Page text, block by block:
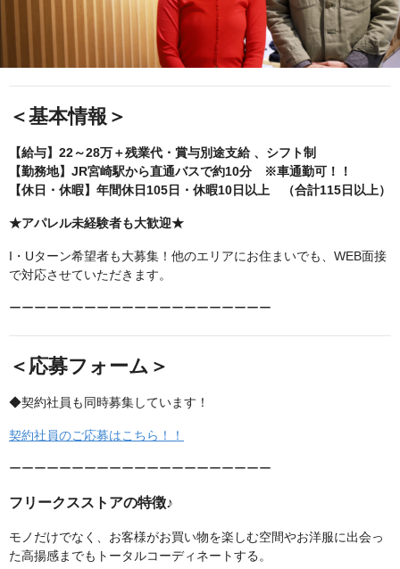
＜基本情報＞
【給与】22～28万＋残業代・賞与別途支給 、シフト制
【勤務地】JR宮崎駅から直通バスで約10分 ※車通勤可！！
【休日・休暇】年間休日105日・休暇10日以上 （合計115日以上）
★アパレル未経験者も大歓迎★
I・Uターン希望者も大募集！他のエリアにお住まいでも、WEB面接
で対応させていただきます。
ーーーーーーーーーーーーーーーーーーーーー
＜応募フォーム＞
◆契約社員も同時募集しています！
契約社員のご応募はこちら！！
ーーーーーーーーーーーーーーーーーーーーー
フリークスストアの特徴♪
モノだけでなく、お客様がお買い物を楽しむ空間やお洋服に出会っ
た高揚感までもトータルコーディネートする。